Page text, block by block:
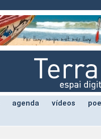
agenda vídeos